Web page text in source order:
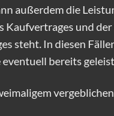
außerdem die
Kaufvertrages und
steht. In diesen
bereits